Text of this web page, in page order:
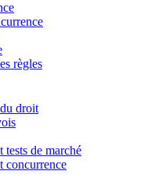
règles
droit
tests de marché
concurrence